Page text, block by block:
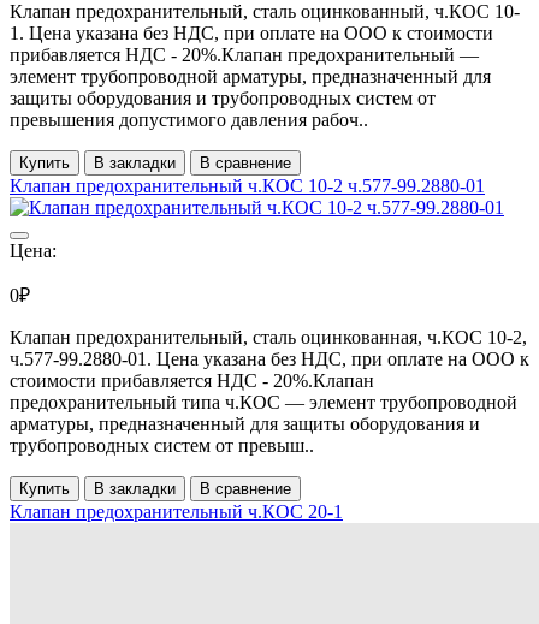
Клапан предохранительный, сталь оцинкованный, ч.КОС 10-
1. Цена указана без НДС, при оплате на ООО к стоимости
прибавляется НДС - 20%.Клапан предохранительный —
элемент трубопроводной арматуры, предназначенный для
защиты оборудования и трубопроводных систем от
превышения допустимого давления рабоч..
Купить В закладки В сравнение
Клапан предохранительный ч.КОС 10-2 ч.577-99.2880-01
Цена:
0₽
Клапан предохранительный, сталь оцинкованная, ч.КОС 10-2,
ч.577-99.2880-01. Цена указана без НДС, при оплате на ООО к
стоимости прибавляется НДС - 20%.Клапан
предохранительный типа ч.КОС — элемент трубопроводной
арматуры, предназначенный для защиты оборудования и
трубопроводных систем от превыш..
Купить В закладки В сравнение
Клапан предохранительный ч.КОС 20-1